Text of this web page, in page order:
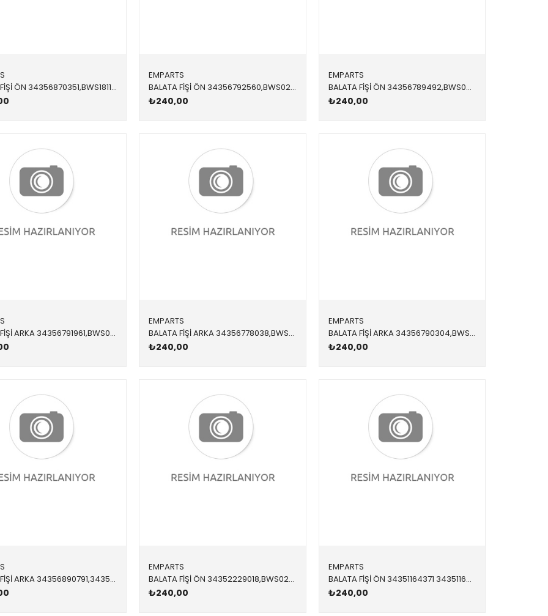
BALATA FİŞİ ÖN 34356870351,BWS1811 34356870351 34356870351 G01
EMPARTS
BALATA FİŞİ ÖN 34356792560,BWS0287 34356792560 34356792560 E81,E87,E90,E91,E92,E93 2005-2012
₺240,00
EMPARTS
BALATA FİŞİ ÖN 34356789492,BWS0273 34356789492 34356789492 E60,E61,E63,E64 2004-2010
₺240,00
BALATA FİŞİ ARKA 34356791961,BWS0300 34356791961 34356791961 F07 ARKA
EMPARTS
BALATA FİŞİ ARKA 34356778038,BWS0231 34356778038 34356778038 E65,E66 2004-2011
₺240,00
EMPARTS
BALATA FİŞİ ARKA 34356790304,BWS0310 34356790304 34356790304 F25,F26 2013-2018
₺240,00
BALATA FİŞİ ARKA 34356890791,34356861808 34356890791 34356890791 F90,G11,G12,G15,G30 2013-
EMPARTS
BALATA FİŞİ ÖN 34352229018,BWS0219 34352229018 34352229018 E39 1996-2003
₺240,00
EMPARTS
BALATA FİŞİ ÖN 34351164371 34351164371 34351164371 E46,E85 1998-2005
₺240,00